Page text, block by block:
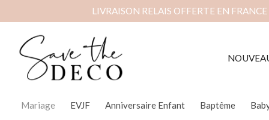
LIVRAISON RELAIS OFFERTE EN
Mariage EVJF Anniversaire Enfant Baptême